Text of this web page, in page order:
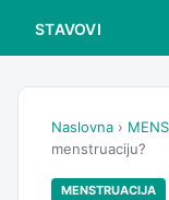
STAVOVI
Naslovna ›
menstruaciju?
MENSTRUACIJA